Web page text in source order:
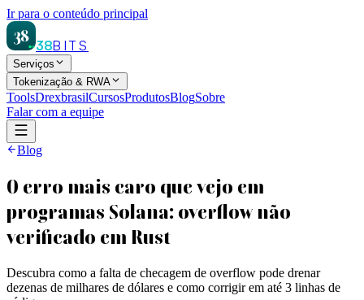
Ir para o conteúdo principal
38
38BITS
Serviços
Tokenização & RWA
ToolsDrexbrasilCursosProdutosBlogSobre
Falar com a equipe
Blog
O erro mais caro que vejo em
programas Solana: overflow não
verificado em Rust
Descubra como a falta de checagem de overflow pode drenar
dezenas de milhares de dólares e como corrigir em até 3 linhas de